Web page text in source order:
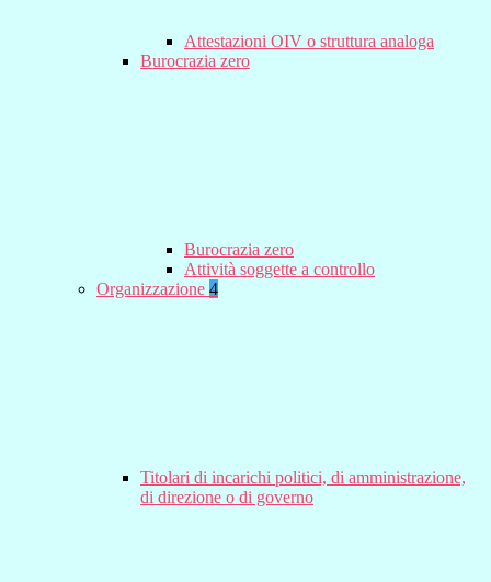
Attestazioni OIV o struttura analoga
Burocrazia zero
Burocrazia zero
Attività soggette a controllo
Organizzazione 4
Titolari di incarichi politici, di amministrazione,
di direzione o di governo